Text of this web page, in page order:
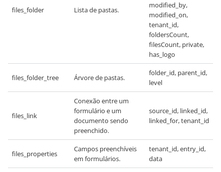
files_folder Lista de pastas.
modified_by,
modified_on,
tenant_id,
foldersCount,
filesCount, private,
has_logo
files_folder_tree Árvore de pastas.
folder_id, parent_id,
level
files_link
Conexão entre um
formulário e um
documento sendo
preenchido.
source_id, linked_id,
linked_for, tenant_id
files_properties
Campos preenchíveis
em formulários.
tenant_id, entry_id,
data